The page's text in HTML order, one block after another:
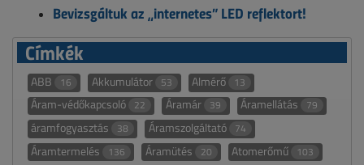
Bevizsgáltuk az „internetes” LED reflektort!
Címkék
ABB 16 Akkumulátor 53 Almérő 13
Áram-védőkapcsoló 22 Áramár 39 Áramellátás 79
áramfogyasztás 38 Áramszolgáltató 74
Áramtermelés 136 Áramütés 20 Atomerőmű 103